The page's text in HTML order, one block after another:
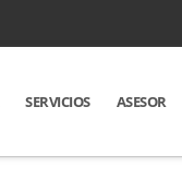
SERVICIOS ASESOR